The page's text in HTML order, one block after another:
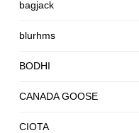
bagjack
blurhms
BODHI
CANADA GOOSE
CIOTA